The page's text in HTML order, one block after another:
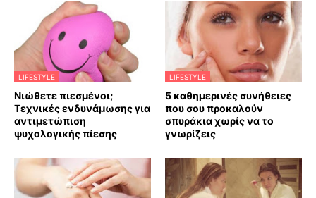
LIFESTYLE
Νιώθετε πιεσμένοι;
Τεχνικές ενδυνάμωσης για
αντιμετώπιση
ψυχολογικής πίεσης
LIFESTYLE
5 καθημερινές συνήθειες
που σου προκαλούν
σπυράκια χωρίς να το
γνωρίζεις